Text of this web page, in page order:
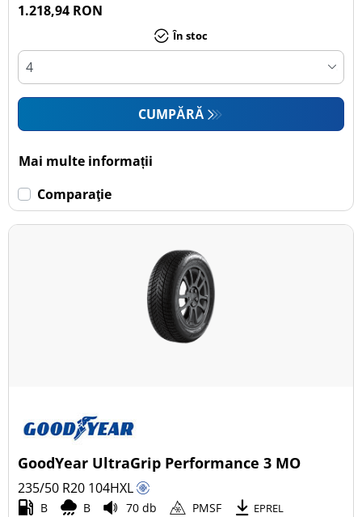
1.218,94 RON
În stoc
CUMPĂRĂ
Mai multe informații
Comparaţie
GoodYear UltraGrip Performance 3 MO
235/50 R20 104HXL
B B 70 db PMSF EPREL